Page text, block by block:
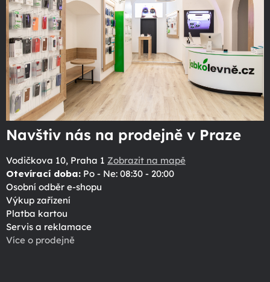
Navštiv nás na prodejně v Praze
Vodičkova 10, Praha 1 Zobrazit na mapě
Otevírací doba: Po - Ne: 08:30 - 20:00
Osobní odběr e-shopu
Výkup zařízení
Platba kartou
Servis a reklamace
Více o prodejně